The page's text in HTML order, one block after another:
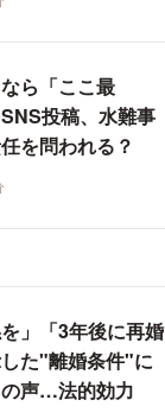
ら「ここ最
投稿、水難事
を問われる？
」「3年後に再婚
た"離婚条件"に
の声…法的効力